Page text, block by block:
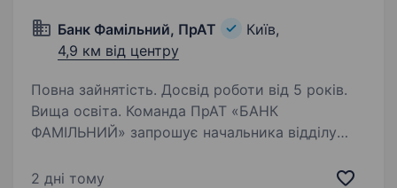
Банк Фамільний, ПрАТ
Київ,
4,9 км від центру
Повна зайнятість. Досвід роботи від 5 років.
Вища освіта. Команда ПрАТ «БАНК
ФАМІЛЬНИЙ» запрошує начальника відділу
«БАНК ФАМІЛЬНИЙ» це: колектив
2 дні тому